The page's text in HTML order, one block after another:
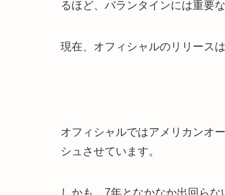
るほど、バランタインには重要
現在、オフィシャルのリリース
オフィシャルではアメリカンオ
シュさせています。